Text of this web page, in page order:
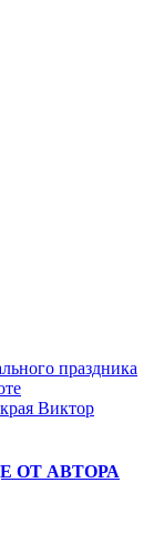
праздника
Виктор
ОТ АВТОРА